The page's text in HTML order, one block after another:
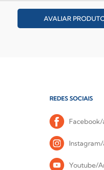
AVALIAR
REDES SOCIAIS
Youtube/